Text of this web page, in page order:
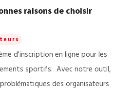
raisons de choisir
d'inscription en ligne pour les
sportifs. Avec notre outil,
des organisateurs